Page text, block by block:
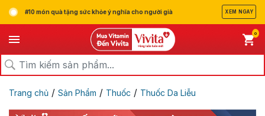
#10 món quà tặng sức khỏe ý nghĩa cho người già XEM NGAY
0
Trang chủ / Sản Phẩm / Thuốc / Thuốc Da Liễu